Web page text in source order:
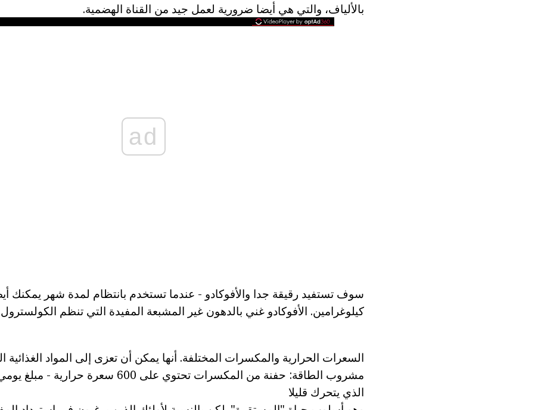
بالألياف، والتي هي أيضا ضرورية لعمل جيد من القناة الهضمية.
ad
سوف تستفيد رقيقة جدا والأفوكادو - عندما تستخدم بانتظام لمدة شهر يمكنك
كيلوغرامين. الأفوكادو غني بالدهون غير المشبعة المفيدة التي تنظم
السعرات الحرارية والمكسرات المختلفة. أنها يمكن أن تعزى إلى المواد الغذائية
مشروب الطاقة: حفنة من المكسرات تحتوي على 600
الذي يتحرك قليلا